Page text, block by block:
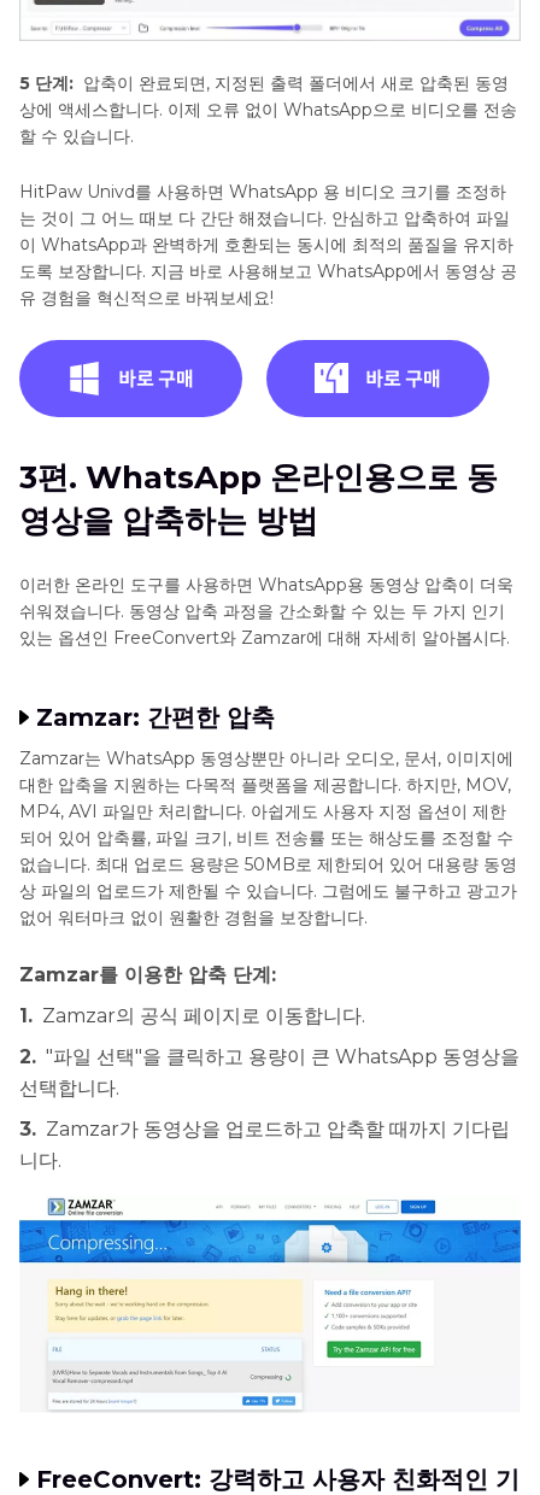
5 단계: 압축이 완료되면, 지정된 출력 폴더에서 새로 압축된 동영
상에 액세스합니다. 이제 오류 없이 WhatsApp으로 비디오를 전송
할 수 있습니다.
HitPaw Univd를 사용하면 WhatsApp 용 비디오 크기를 조정하
는 것이 그 어느 때보 다 간단 해졌습니다. 안심하고 압축하여 파일
이 WhatsApp과 완벽하게 호환되는 동시에 최적의 품질을 유지하
도록 보장합니다. 지금 바로 사용해보고 WhatsApp에서 동영상 공
유 경험을 혁신적으로 바꿔보세요!
3편. WhatsApp 온라인용으로 동
영상을 압축하는 방법
이러한 온라인 도구를 사용하면 WhatsApp용 동영상 압축이 더욱
쉬워졌습니다. 동영상 압축 과정을 간소화할 수 있는 두 가지 인기
있는 옵션인 FreeConvert와 Zamzar에 대해 자세히 알아봅시다.
Zamzar: 간편한 압축
Zamzar는 WhatsApp 동영상뿐만 아니라 오디오, 문서, 이미지에
대한 압축을 지원하는 다목적 플랫폼을 제공합니다. 하지만, MOV,
MP4, AVI 파일만 처리합니다. 아쉽게도 사용자 지정 옵션이 제한
되어 있어 압축률, 파일 크기, 비트 전송률 또는 해상도를 조정할 수
없습니다. 최대 업로드 용량은 50MB로 제한되어 있어 대용량 동영
상 파일의 업로드가 제한될 수 있습니다. 그럼에도 불구하고 광고가
없어 워터마크 없이 원활한 경험을 보장합니다.
Zamzar를 이용한 압축 단계:
1. Zamzar의 공식 페이지로 이동합니다.
2. "파일 선택"을 클릭하고 용량이 큰 WhatsApp 동영상을
선택합니다.
3. Zamzar가 동영상을 업로드하고 압축할 때까지 기다립
니다.
FreeConvert: 강력하고 사용자 친화적인 기